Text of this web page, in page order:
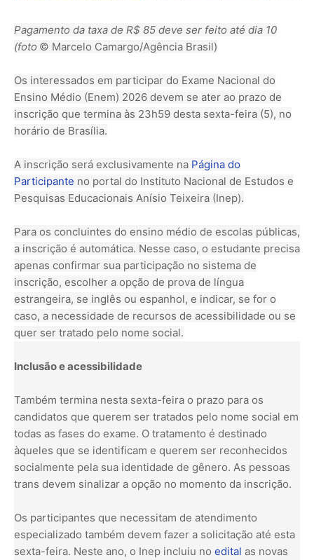
Pagamento da taxa de R$ 85 deve ser feito até dia 10
(foto © Marcelo Camargo/Agência Brasil)
Os interessados em participar do Exame Nacional do
Ensino Médio (Enem) 2026 devem se ater ao prazo de
inscrição que termina às 23h59 desta sexta-feira (5), no
horário de Brasília.
A inscrição será exclusivamente na Página do
Participante no portal do Instituto Nacional de Estudos e
Pesquisas Educacionais Anísio Teixeira (Inep).
Para os concluintes do ensino médio de escolas públicas,
a inscrição é automática. Nesse caso, o estudante precisa
apenas confirmar sua participação no sistema de
inscrição, escolher a opção de prova de língua
estrangeira, se inglês ou espanhol, e indicar, se for o
caso, a necessidade de recursos de acessibilidade ou se
quer ser tratado pelo nome social.
Inclusão e acessibilidade
Também termina nesta sexta-feira o prazo para os
candidatos que querem ser tratados pelo nome social em
todas as fases do exame. O tratamento é destinado
àqueles que se identificam e querem ser reconhecidos
socialmente pela sua identidade de gênero. As pessoas
trans devem sinalizar a opção no momento da inscrição.
Os participantes que necessitam de atendimento
especializado também devem fazer a solicitação até esta
sexta-feira. Neste ano, o Inep incluiu no edital as novas